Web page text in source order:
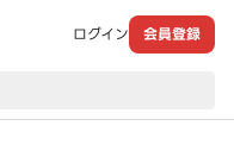
ログイン 会員登録